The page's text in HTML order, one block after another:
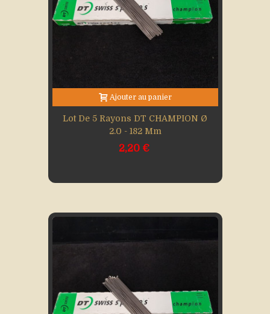
Ajouter au panier
Lot De 5 Rayons DT CHAMPION Ø
2.0 - 182 Mm
2,20 €